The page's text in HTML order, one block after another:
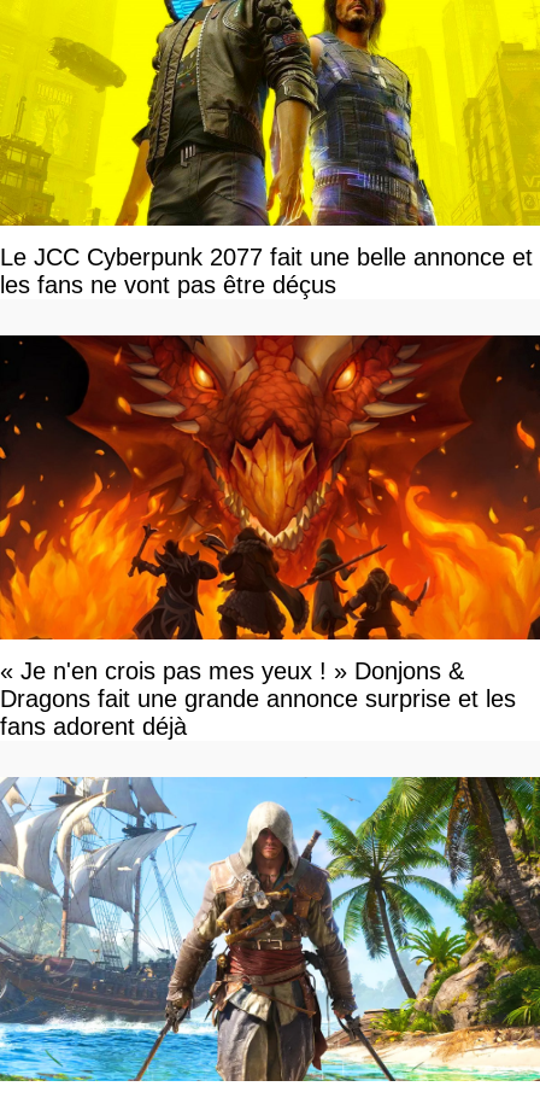
Le JCC Cyberpunk 2077 fait une belle annonce et
les fans ne vont pas être déçus
« Je n'en crois pas mes yeux ! » Donjons &
Dragons fait une grande annonce surprise et les
fans adorent déjà